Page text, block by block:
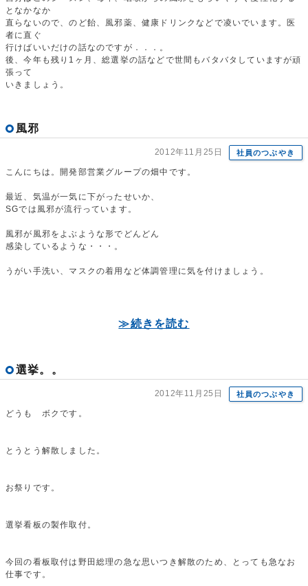
となかなか
直らないので、のど飴、風邪薬、健康ドリンクなどで凌いでいます。医
者に直ぐ
行けばいいだけの話なのですが．．．。
後、今年も残り1ヶ月、総選挙の話などで世間もバタバタしていますが頑
張って
いきましょう。
風邪
2012年11月25日 社員のつぶやき
こんにちは。開発部営業グループの畑中です。
最近、気温が一気に下がったせいか、
SGでは風邪が流行っています。
風邪が風邪をよぶような形でどんどん
感染しているような・・・。
うがい手洗い、マスクの着用など体調管理に気を付けましょう。
≫続きを読む
選挙。。
2012年11月25日 社員のつぶやき
どうも ボクです。
とうとう解散しました。
お祭りです。
選挙看板の製作取付。
今回の看板取付は野田総理の急な思いつき解散のため、とっても急なお
仕事です。